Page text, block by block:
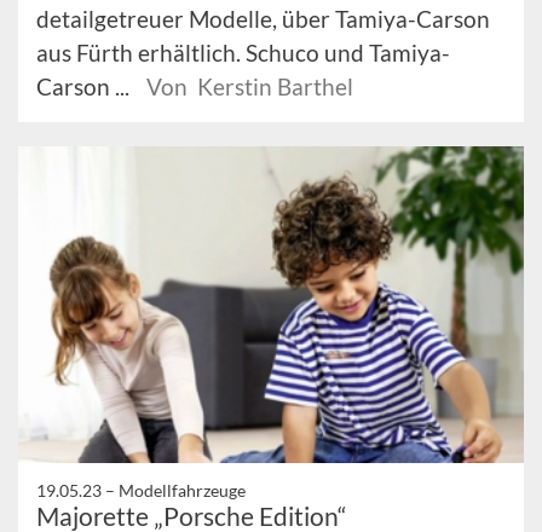
detailgetreuer Modelle, über Tamiya-Carson
aus Fürth erhältlich. Schuco und Tamiya-
Carson ...
Von Kerstin Barthel
19.05.23 – Modellfahrzeuge
Majorette „Porsche Edition“